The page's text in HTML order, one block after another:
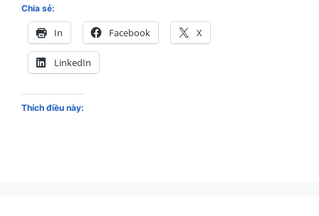
Chia sẻ:
In Facebook X
LinkedIn
Thích điều này: